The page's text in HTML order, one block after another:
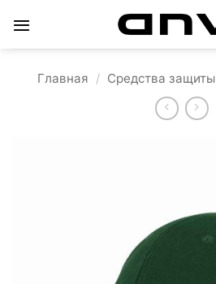
content
Главная / Средства защиты